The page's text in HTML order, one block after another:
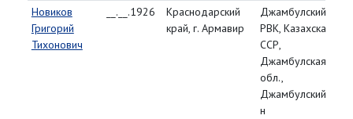
Новиков
Григорий
Тихонович
__.__.1926
Краснодарский
край, г. Армавир
Джамбулский
РВК, Казахская
ССР,
Джамбулская
обл.,
Джамбулский р-
н